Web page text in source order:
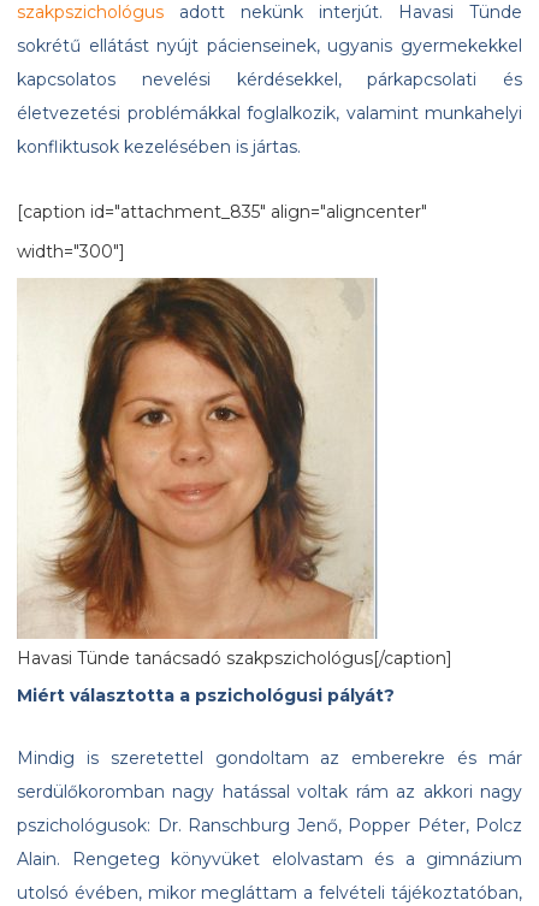
szakpszichológus adott nekünk interjút. Havasi Tünde
sokrétű ellátást nyújt pácienseinek, ugyanis gyermekekkel
kapcsolatos nevelési kérdésekkel, párkapcsolati és
életvezetési problémákkal foglalkozik, valamint munkahelyi
konfliktusok kezelésében is jártas.
[caption id="attachment_835" align="aligncenter"
width="300"]
Havasi Tünde tanácsadó szakpszichológus[/caption]
Miért választotta a pszichológusi pályát?
Mindig is szeretettel gondoltam az emberekre és már
serdülőkoromban nagy hatással voltak rám az akkori nagy
pszichológusok: Dr. Ranschburg Jenő, Popper Péter, Polcz
Alain. Rengeteg könyvüket elolvastam és a gimnázium
utolsó évében, mikor megláttam a felvételi tájékoztatóban,